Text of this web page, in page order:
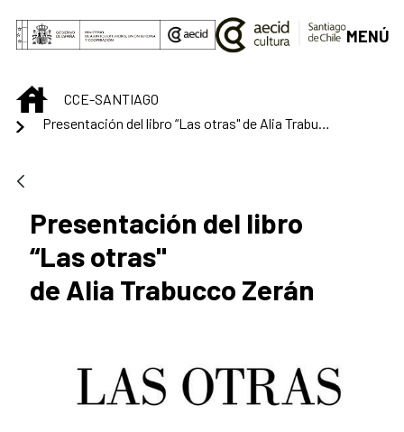
Saltar al contenido principal
MENÚ
INICIOCCE-SANTIAGO
Presentación del libro
“Las otras"
de Alia Trabucco Zerán